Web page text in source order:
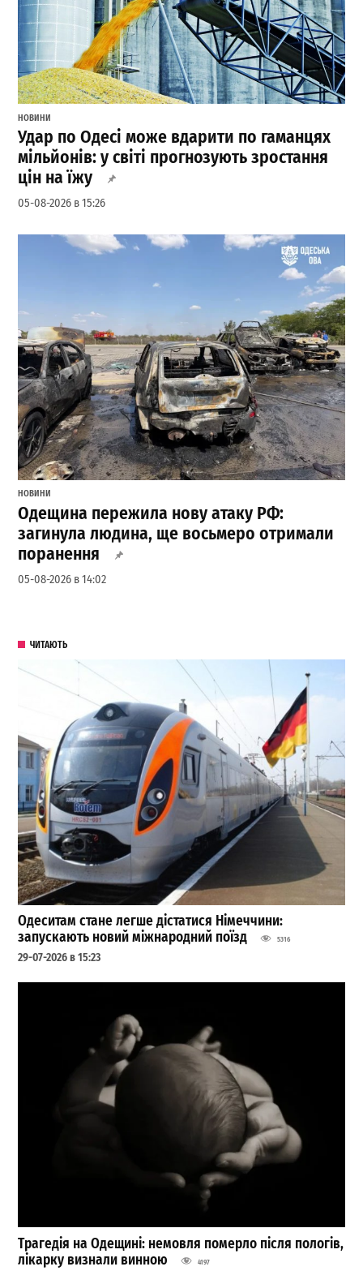
НОВИНИ
Удар по Одесі може вдарити по гаманцях
мільйонів: у світі прогнозують зростання
цін на їжу
05-08-2026 в 15:26
НОВИНИ
Одещина пережила нову атаку РФ:
загинула людина, ще восьмеро отримали
поранення
05-08-2026 в 14:02
ЧИТАЮТЬ
Одеситам стане легше дістатися Німеччини:
запускають новий міжнародний поїзд
5316
29-07-2026 в 15:23
Трагедія на Одещині: немовля померло після пологів,
лікарку визнали винною
4197